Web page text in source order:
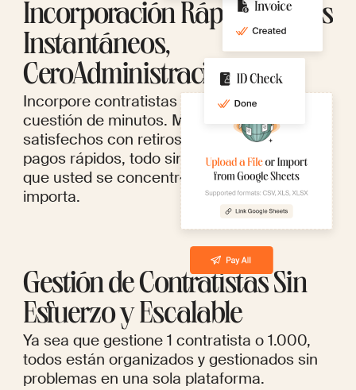
Incorporación Rápida, Pagos
Instantáneos,
CeroAdministración
Incorpore contratistas en cualquier lugar en
cuestión de minutos. Manténgalos
satisfechos con retiros sin problemas y
pagos rápidos, todo sin burocracia, para
que usted se concentre en lo que realmente
importa.
Gestión de Contratistas Sin
Esfuerzo y Escalable
Ya sea que gestione 1 contratista o 1.000,
todos están organizados y gestionados sin
problemas en una sola plataforma.